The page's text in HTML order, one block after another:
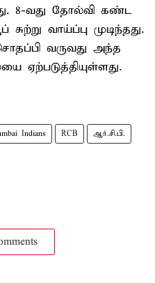
8-வது தோல்வி கண்ட
வாய்ப்பு முடிந்தது.
வருவது அந்த
ஏற்படுத்தியுள்ளது.
Indians RCB ஆர்.சி.பி.